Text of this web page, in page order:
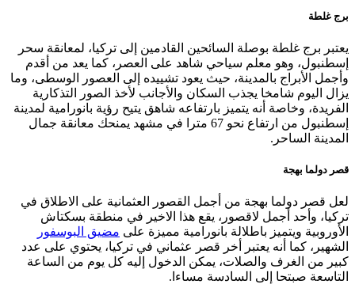
برج غلطة
يعتبر برج غلطة بوصلة السائحين القادمين إلى تركيا، لمعانقة سحر
إسطنبول، وهو معلم سياحي شاهد على العصر، كما يعد من أقدم
وأجمل الأبراج بالمدينة، حيث يعود تشييده إلى العصور الوسطى، وما
يزال اليوم شامخا يجذب السكان والأجانب لأخذ الصور التذكارية
الفريدة، وخاصة أنه يتميز بارتفاعه شاهق يتيح رؤية بانورامية لمدينة
إسطنبول من ارتفاع نحو 67 مترا في مشهد يمنحك معانقة جمال
المدينة الساحر.
قصر دولما بهجة
لعل قصر دولما بهجة من أجمل القصور العثمانية على الاطلاق في
تركيا، وأحد أجمل لاقصور، يقع هذا الاخير في منطقة بسكتاش
الأوروبية ويتميز باطلالة بانورامية مميزة على مضيق البوسفور
الشهير، كما أنه يعتبر أخر قصر عثماني في تركيا، يحتوي على عدد
كبير من الغرف والصلات، يمكن الدخول إليه كل يوم من الساعة
التاسعة صبتحا إلى السادسة مساءا.